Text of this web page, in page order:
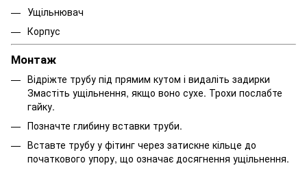
Ущільнювач
Корпус
Монтаж
Відріжте трубу під прямим кутом і видаліть задирки
Змастіть ущільнення, якщо воно сухе. Трохи послабте
гайку.
Позначте глибину вставки труби.
Вставте трубу у фітинг через затискне кільце до
початкового упору, що означає досягнення ущільнення.